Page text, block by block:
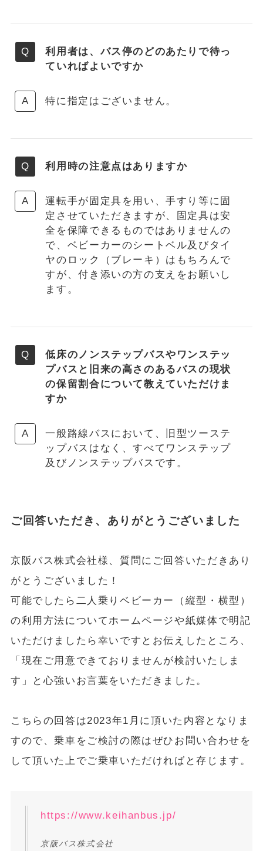
利用者は、バス停のどのあたりで待っ
ていればよいですか
特に指定はございません。
利用時の注意点はありますか
運転手が固定具を用い、手すり等に固
定させていただきますが、固定具は安
全を保障できるものではありませんの
で、ベビーカーのシートベル及びタイ
ヤのロック（ブレーキ）はもちろんで
すが、付き添いの方の支えをお願いし
ます。
低床のノンステップバスやワンステッ
プバスと旧来の高さのあるバスの現状
の保留割合について教えていただけま
すか
一般路線バスにおいて、旧型ツーステ
ップバスはなく、すべてワンステップ
及びノンステップバスです。
ご回答いただき、ありがとうございました
京阪バス株式会社様、質問にご回答いただきあり
がとうございました！
可能でしたら二人乗りベビーカー（縦型・横型）
の利用方法についてホームページや紙媒体で明記
いただけましたら幸いですとお伝えしたところ、
「現在ご用意できておりませんが検討いたしま
す」と心強いお言葉をいただきました。
こちらの回答は2023年1月に頂いた内容となりま
すので、乗車をご検討の際はぜひお問い合わせを
して頂いた上でご乗車いただければと存じます。
https://www.keihanbus.jp/
京阪バス株式会社